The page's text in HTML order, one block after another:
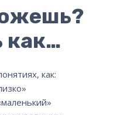
как…
как: